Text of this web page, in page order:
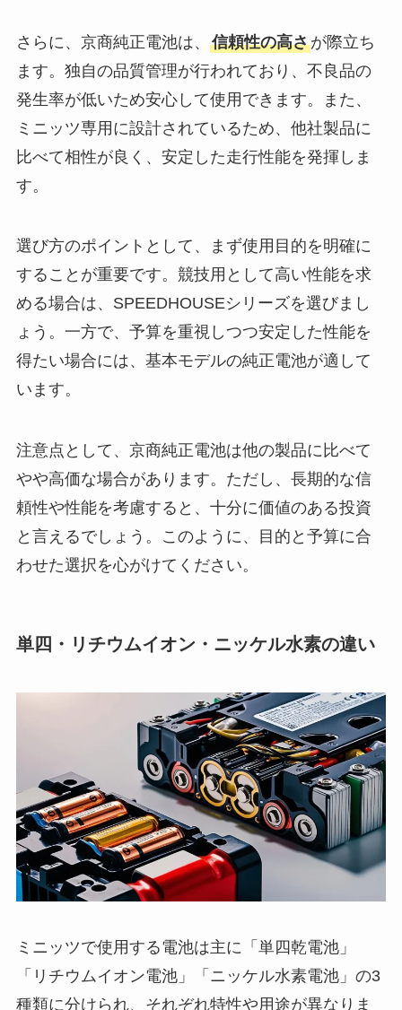
さらに、京商純正電池は、 信頼性の高さが際立ち
ます。独自の品質管理が行われており、不良品の
発生率が低いため安心して使用できます。また、
ミニッツ専用に設計されているため、他社製品に
比べて相性が良く、安定した走行性能を発揮しま
す。
選び方のポイントとして、まず使用目的を明確に
することが重要です。競技用として高い性能を求
める場合は、SPEEDHOUSEシリーズを選びまし
ょう。一方で、予算を重視しつつ安定した性能を
得たい場合には、基本モデルの純正電池が適して
います。
注意点として、京商純正電池は他の製品に比べて
やや高価な場合があります。ただし、長期的な信
頼性や性能を考慮すると、十分に価値のある投資
と言えるでしょう。このように、目的と予算に合
わせた選択を心がけてください。
単四・リチウムイオン・ニッケル水素の違い
ミニッツで使用する電池は主に「単四乾電池」
「リチウムイオン電池」「ニッケル水素電池」の3
種類に分けられ、それぞれ特性や用途が異なりま